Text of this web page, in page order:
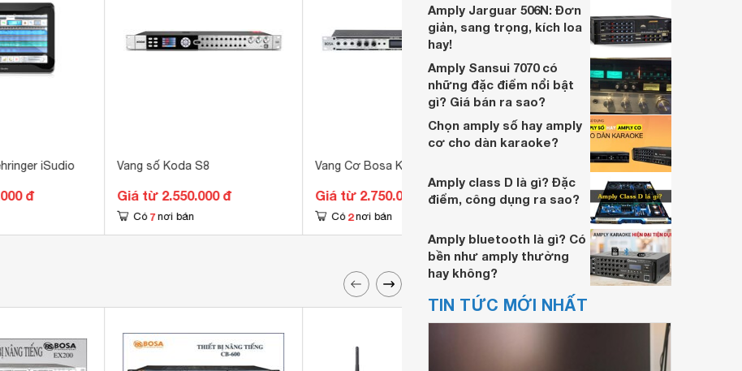
iSudio
đ
Vang số Koda S8
Giá từ 2.550.000 đ
Có 7 nơi bán
Vang Cơ Bosa KMF5
Giá từ 2.750.000 đ
Có 2 nơi bán
Vang cơ Cavs F7000
Giá từ 2.990.000 đ
nơi bán
Amply Jarguar 506N: Đơn
giản, sang trọng, kích loa
hay!
Amply Sansui 7070 có
những đặc điểm nổi bật
gì? Giá bán ra sao?
Chọn amply số hay amply
cơ cho dàn karaoke?
Amply class D là gì? Đặc
điểm, công dụng ra sao?
Amply bluetooth là gì? Có
bền như amply thường
hay không?
TIN TỨC MỚI NHẤT